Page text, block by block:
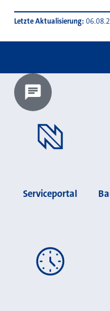
Letzte Aktualisierung
Chatbot laden?
Serviceportal